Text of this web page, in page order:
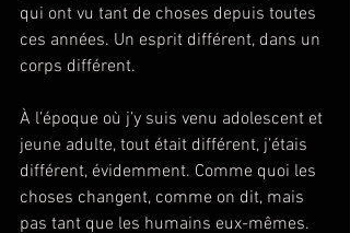
qui ont vu tant de choses depuis toutes
ces années. Un esprit différent, dans un
corps différent.
À l’époque où j’y suis venu adolescent et
jeune adulte, tout était différent, j’étais
différent, évidemment. Comme quoi les
choses changent, comme on dit, mais
pas tant que les humains eux-mêmes.